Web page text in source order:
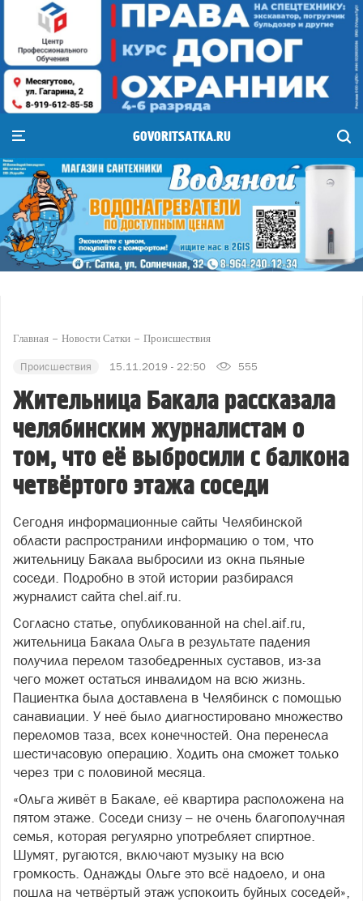
GOVORITSATKA.RU
Главная Новости Сатки Происшествия
Происшествия 15.11.2019 - 22:50 555
Жительница Бакала рассказала
челябинским журналистам о
том, что её выбросили с балкона
четвёртого этажа соседи
Сегодня информационные сайты Челябинской
области распространили информацию о том, что
жительницу Бакала выбросили из окна пьяные
соседи. Подробно в этой истории разбирался
журналист сайта chel.aif.ru.
Согласно статье, опубликованной на chel.aif.ru,
жительница Бакала Ольга в результате падения
получила перелом тазобедренных суставов, из-за
чего может остаться инвалидом на всю жизнь.
Пациентка была доставлена в Челябинск с помощью
санавиации. У неё было диагностировано множество
переломов таза, всех конечностей. Она перенесла
шестичасовую операцию. Ходить она сможет только
через три с половиной месяца.
«Ольга живёт в Бакале, её квартира расположена на
пятом этаже. Соседи снизу – не очень благополучная
семья, которая регулярно употребляет спиртное.
Шумят, ругаются, включают музыку на всю
громкость. Однажды Ольге это всё надоело, и она
пошла на четвёртый этаж успокоить буйных соседей»,